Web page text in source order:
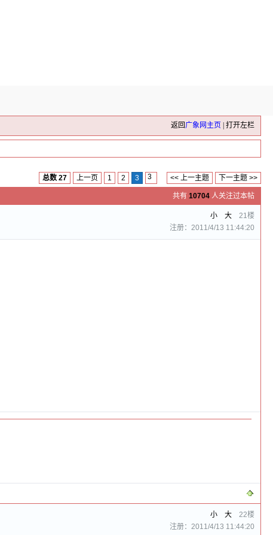
返回广象网主页 打开左栏
下一主题 >>
<< 上一主题
总数 27 上一页 1 2 3
共有 10704人关注过本帖
小 大 21楼
注册：2011/4/13 11:44:20
小 大 22楼
注册：2011/4/13 11:44:20